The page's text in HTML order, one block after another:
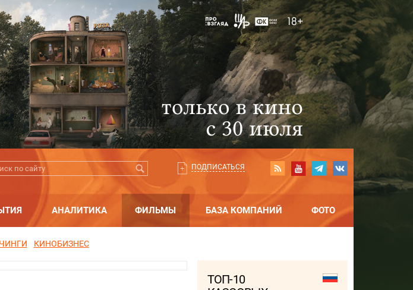
ПОДПИСАТЬСЯ
АНАЛИТИКА ФИЛЬМЫ БАЗА КОМПАНИЙ ФОТО
КИНОБИЗНЕС
ТОП-10